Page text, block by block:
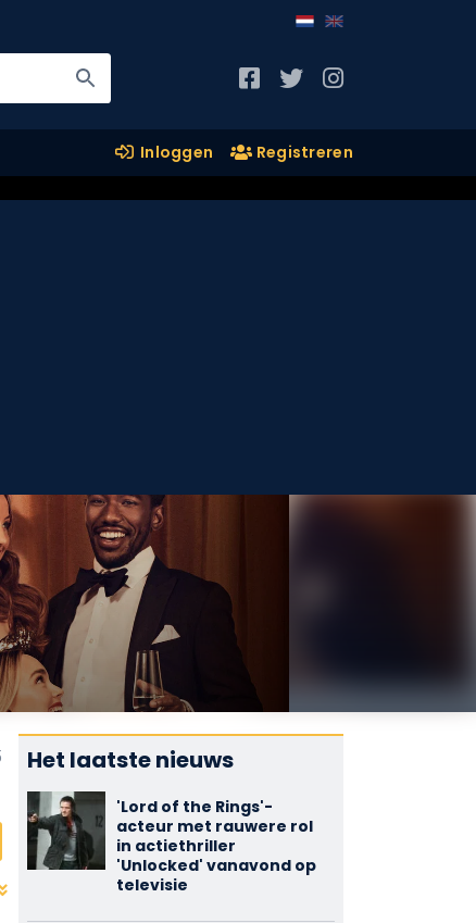
Inloggen Registreren
Het laatste nieuws
'Lord of the Rings'-
acteur met rauwere rol
in actiethriller
'Unlocked' vanavond op
televisie